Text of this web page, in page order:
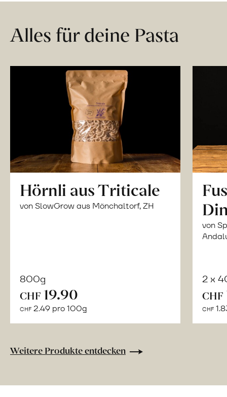
Alles für deine Pasta
Hörnli aus Triticale
von SlowGrow aus Mönchaltorf, ZH
800g
CHF 19.90
CHF 2.49 pro 100g
von
2 x
CHF
CHF
Weitere Produkte entdecken